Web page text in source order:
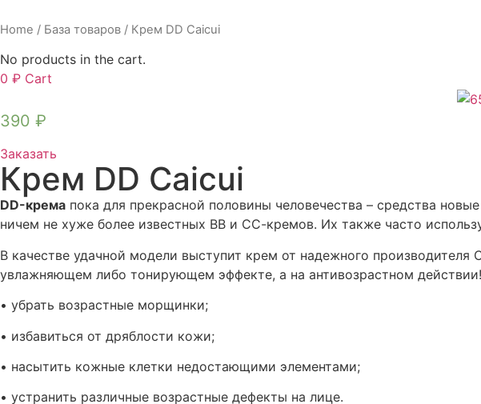
Home / База товаров / Крем DD Caicui
No products in the cart.
0 ₽ Cart
390 ₽
Заказать
Крем DD Caicui
DD-крема пока для прекрасной половины человечества – средства
ничем не хуже более известных ВВ и СС-кремов. Их также часто
В качестве удачной модели выступит крем от надежного
увлажняющем либо тонирующем эффекте, а на антивозрастном
• убрать возрастные морщинки;
• избавиться от дряблости кожи;
• насытить кожные клетки недостающими элементами;
• устранить различные возрастные дефекты на лице.